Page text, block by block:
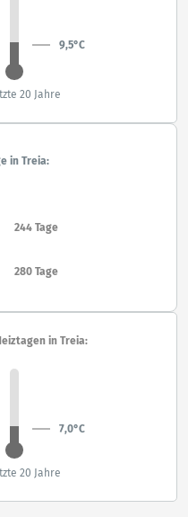
9,5°C
20 Jahre
in Treia:
244 Tage
280 Tage
in Treia:
7,0°C
20 Jahre